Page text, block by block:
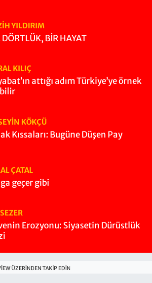
YILDIRIM
DÖRTLÜK, BİR HAYAT
KILIÇ
attığı adım Türkiye’ye örnek
KÖKÇÜ
Kıssaları: Bugüne Düşen Pay
ÇATAL
geçer gibi
Erozyonu: Siyasetin Dürüstlük
ÜZERINDEN TAKIP EDIN